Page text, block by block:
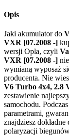
Opis
Jaki akumulator do
VXR [07.2008 -]
wersji Opla, czyli
VXR [07.2008 -]
wymianą wyposaż
producenta. Nie
V6 Turbo 4x4, 2.8
zestawienie
samochodu.
parametrami,
znajdziesz
polaryzacji